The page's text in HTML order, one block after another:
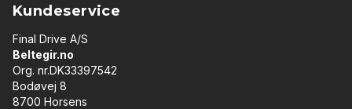
Kundeservice
Final Drive A/S
Beltegir.no
Org. nr.DK33397542
Bodøvej 8
8700 Horsens